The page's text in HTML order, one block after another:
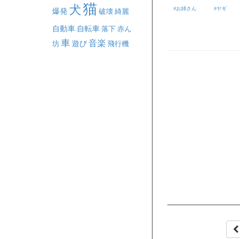
お姉さん ヤギ
爆発 犬猫 破壊綺麗
自動車 自転車落下赤ん
坊車遊び音楽 飛行機